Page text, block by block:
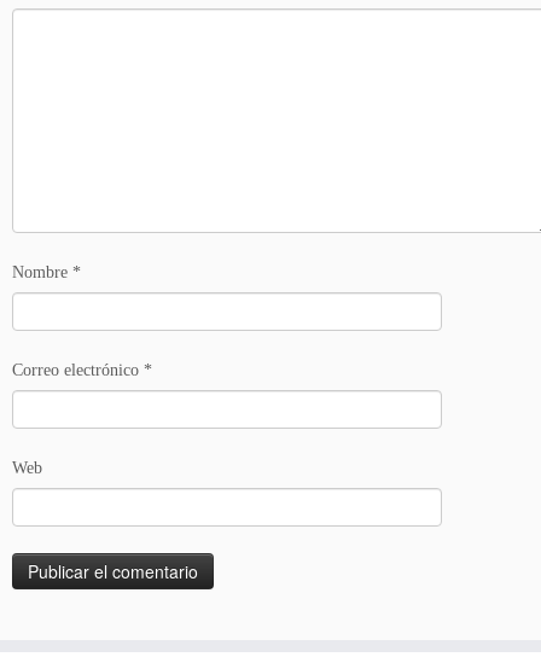
Nombre *
Correo electrónico *
Web